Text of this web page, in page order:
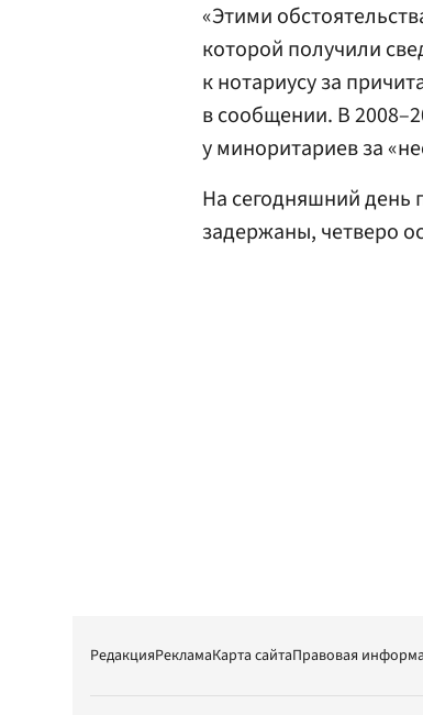
«Этими
которой получили
к нотариусу за
в сообщении. В
у миноритариев за
На сегодняшний день
задержаны, четверо
РедакцияРекламаКарта сайтаПравовая